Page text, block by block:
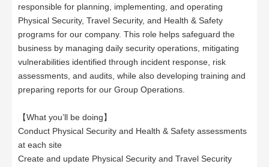
responsible for planning, implementing, and operating
Physical Security, Travel Security, and Health & Safety
programs for our company. This role helps safeguard the
business by managing daily security operations, mitigating
vulnerabilities identified through incident response, risk
assessments, and audits, while also developing training and
preparing reports for our Group Operations.
【What you’ll be doing】
Conduct Physical Security and Health & Safety assessments
at each site
Create and update Physical Security and Travel Security